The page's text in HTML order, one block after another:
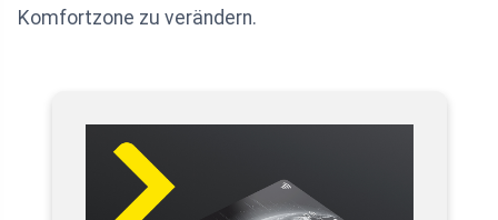
Komfortzone zu verändern.